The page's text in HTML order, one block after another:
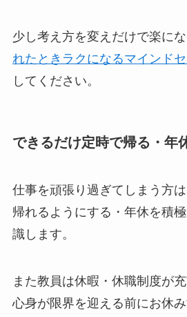
少し考え方を変えだけで楽に
れたときラクになるマインド
してください。
できるだけ定時で帰る・年
仕事を頑張り過ぎてしまう方
帰れるようにする・年休を積
識します。
また教員は休暇・休職制度が
心身が限界を迎える前にお休